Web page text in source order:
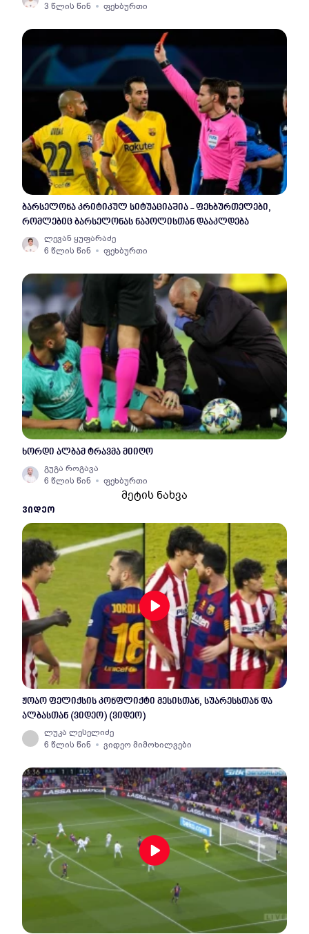
3 წლის წინ
ფეხბურთი
ბარსელონა კრიტიკულ სიტუაციაშია - ფეხბურთელები,
რომლებიც ბარსელონას ნაპოლისთან დააკლდება
ლევან ყუფარაძე
6 წლის წინ
ფეხბურთი
ხორდი ალბამ ტრავმა მიიღო
გუგა როგავა
6 წლის წინ
ფეხბურთი
მეტის ნახვა
ᲕᲘᲓᲔᲝ
ჟოაო ფელიქსის კონფლიქტი მესისთან, სუარესსთან და
ალბასთან (ვიდეო) (ვიდეო)
ლუკა ლესელიძე
6 წლის წინ
ვიდეო მიმოხილვები